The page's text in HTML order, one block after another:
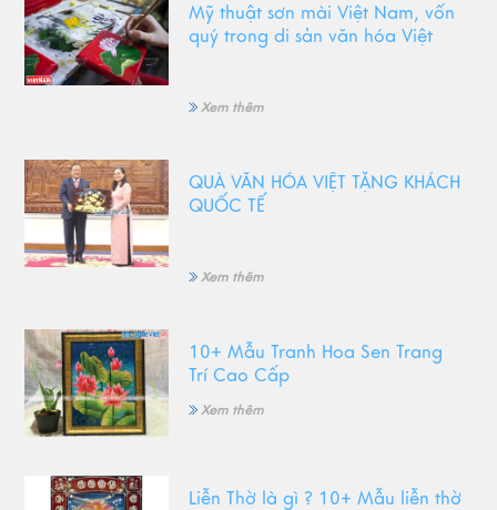
Mỹ thuật sơn mài Việt Nam, vốn
quý trong di sản văn hóa Việt
Xem thêm
QUÀ VĂN HÓA VIỆT TẶNG KHÁCH
QUỐC TẾ
Xem thêm
10+ Mẫu Tranh Hoa Sen Trang
Trí Cao Cấp
Xem thêm
Liễn Thờ là gì ? 10+ Mẫu liễn thờ